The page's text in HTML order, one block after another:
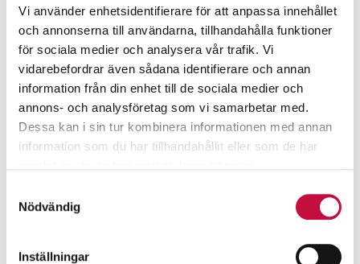
Vi använder enhetsidentifierare för att anpassa innehållet
och annonserna till användarna, tillhandahålla funktioner
för sociala medier och analysera vår trafik. Vi
vidarebefordrar även sådana identifierare och annan
information från din enhet till de sociala medier och
annons- och analysföretag som vi samarbetar med.
Dessa kan i sin tur kombinera informationen med annan
information som du har tillhandahållit eller som de har
Nödvändig
Inställningar